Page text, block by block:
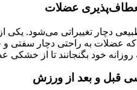
دچار تغییراتی می‌شود.
عضلات به راحتی دچار سفتی و
خود بگنجانند تا از خشکی